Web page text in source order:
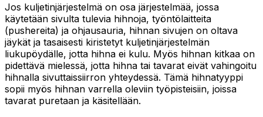
Jos kuljetinjärjestelmä on osa järjestelmää, jossa
käytetään sivulta tulevia hihnoja, työntölaitteita
(pushereita) ja ohjausauria, hihnan sivujen on oltava
jäykät ja tasaisesti kiristetyt kuljetinjärjestelmän
liukupöydälle, jotta hihna ei kulu. Myös hihnan kitkaa on
pidettävä mielessä, jotta hihna tai tavarat eivät vahingoitu
hihnalla sivuttaissiirron yhteydessä. Tämä hihnatyyppi
sopii myös hihnan varrella oleviin työpisteisiin, joissa
tavarat puretaan ja käsitellään.